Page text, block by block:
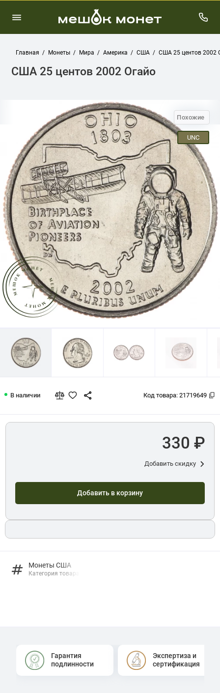
Главная Монеты Мира Америка США США 25 центов 2002
США 25 центов 2002 Огайо
Похожие
UNC
В наличии Код товара: 21719649
Монеты США
Категория товара
330 ₽
Добавить скидку
Добавить в корзину
Гарантия
подлинности
Экспертиза и
сертификация